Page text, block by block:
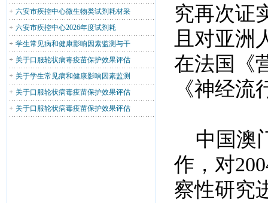
六安市疾控中心微生物类试剂耗材采
六安市疾控中心2026年度试剂耗
学生常见病和健康影响因素监测与干
关于口服轮状病毒疫苗保护效果评估
关于学生常见病和健康影响因素监测
关于口服轮状病毒疫苗保护效果评估
关于口服轮状病毒疫苗保护效果评估
究再次证
且对亚洲
在法国《
《神经
中国澳
作，对
察性研究